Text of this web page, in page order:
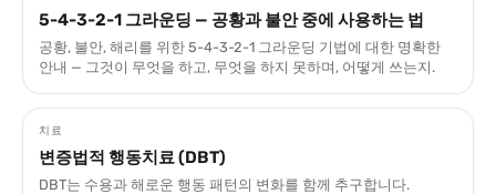
5-4-3-2-1 그라운딩 — 공황과 불안 중에 사용하는 법
공황, 불안, 해리를 위한 5-4-3-2-1 그라운딩 기법에 대한 명확한
안내 — 그것이 무엇을 하고, 무엇을 하지 못하며, 어떻게 쓰는지.
치료
변증법적 행동치료 (DBT)
DBT는 수용과 해로운 행동 패턴의 변화를 함께 추구합니다.